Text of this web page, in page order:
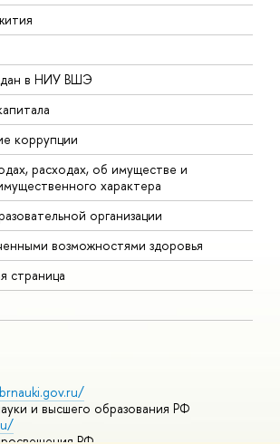
в НИУ ВШЭ
коррупции
расходах, об имуществе и
характера
организации
возможностями здоровья
страница
и высшего образования РФ